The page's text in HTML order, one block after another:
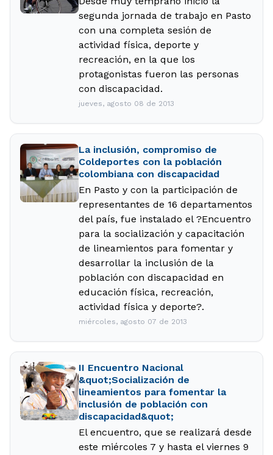
segunda jornada de trabajo en Pasto
con una completa sesión de
actividad física, deporte y
recreación, en la que los
protagonistas fueron las personas
con discapacidad.
jueves, agosto 08 de 2013
La inclusión, compromiso de
Coldeportes con la población
colombiana con discapacidad
En Pasto y con la participación de
representantes de 16 departamentos
del país, fue instalado el ?Encuentro
para la socialización y capacitación
de lineamientos para fomentar y
desarrollar la inclusión de la
población con discapacidad en
educación física, recreación,
actividad física y deporte?.
miércoles, agosto 07 de 2013
II Encuentro Nacional
&quot;Socialización de
lineamientos para fomentar la
inclusión de población con
discapacidad&quot;
El encuentro, que se realizará desde
este miércoles 7 y hasta el viernes 9